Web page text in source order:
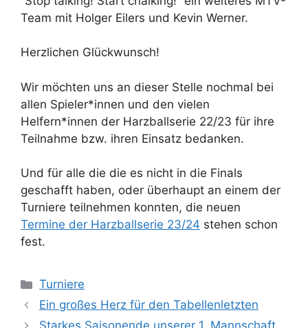
Team mit Holger Eilers und Kevin Werner.
Herzlichen Glückwunsch!
Wir möchten uns an dieser Stelle nochmal bei
allen Spieler*innen und den vielen
Helfern*innen der Harzballserie 22/23 für ihre
Teilnahme bzw. ihren Einsatz bedanken.
Und für alle die die es nicht in die Finals
geschafft haben, oder überhaupt an einem der
Turniere teilnehmen konnten, die neuen
Termine der Harzballserie 23/24 stehen schon
fest.
Kategorien
Turniere
Ein großes Herz für den Tabellenletzten